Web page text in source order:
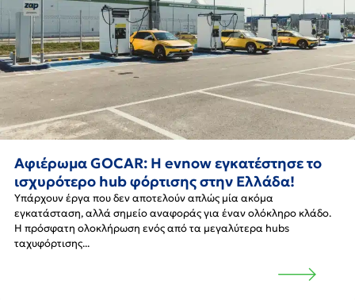
Αφιέρωμα GOCAR: H evnow εγκατέστησε το
ισχυρότερο hub φόρτισης στην Ελλάδα!
Υπάρχουν έργα που δεν αποτελούν απλώς μία ακόμα
εγκατάσταση, αλλά σημείο αναφοράς για έναν ολόκληρο κλάδο.
Η πρόσφατη ολοκλήρωση ενός από τα μεγαλύτερα hubs
ταχυφόρτισης...